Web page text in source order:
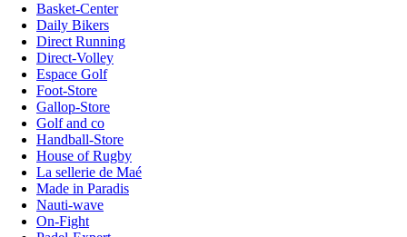
Basket-Center
Daily Bikers
Direct Running
Direct-Volley
Espace Golf
Foot-Store
Gallop-Store
Golf and co
Handball-Store
House of Rugby
La sellerie de Maé
Made in Paradis
Nauti-wave
On-Fight